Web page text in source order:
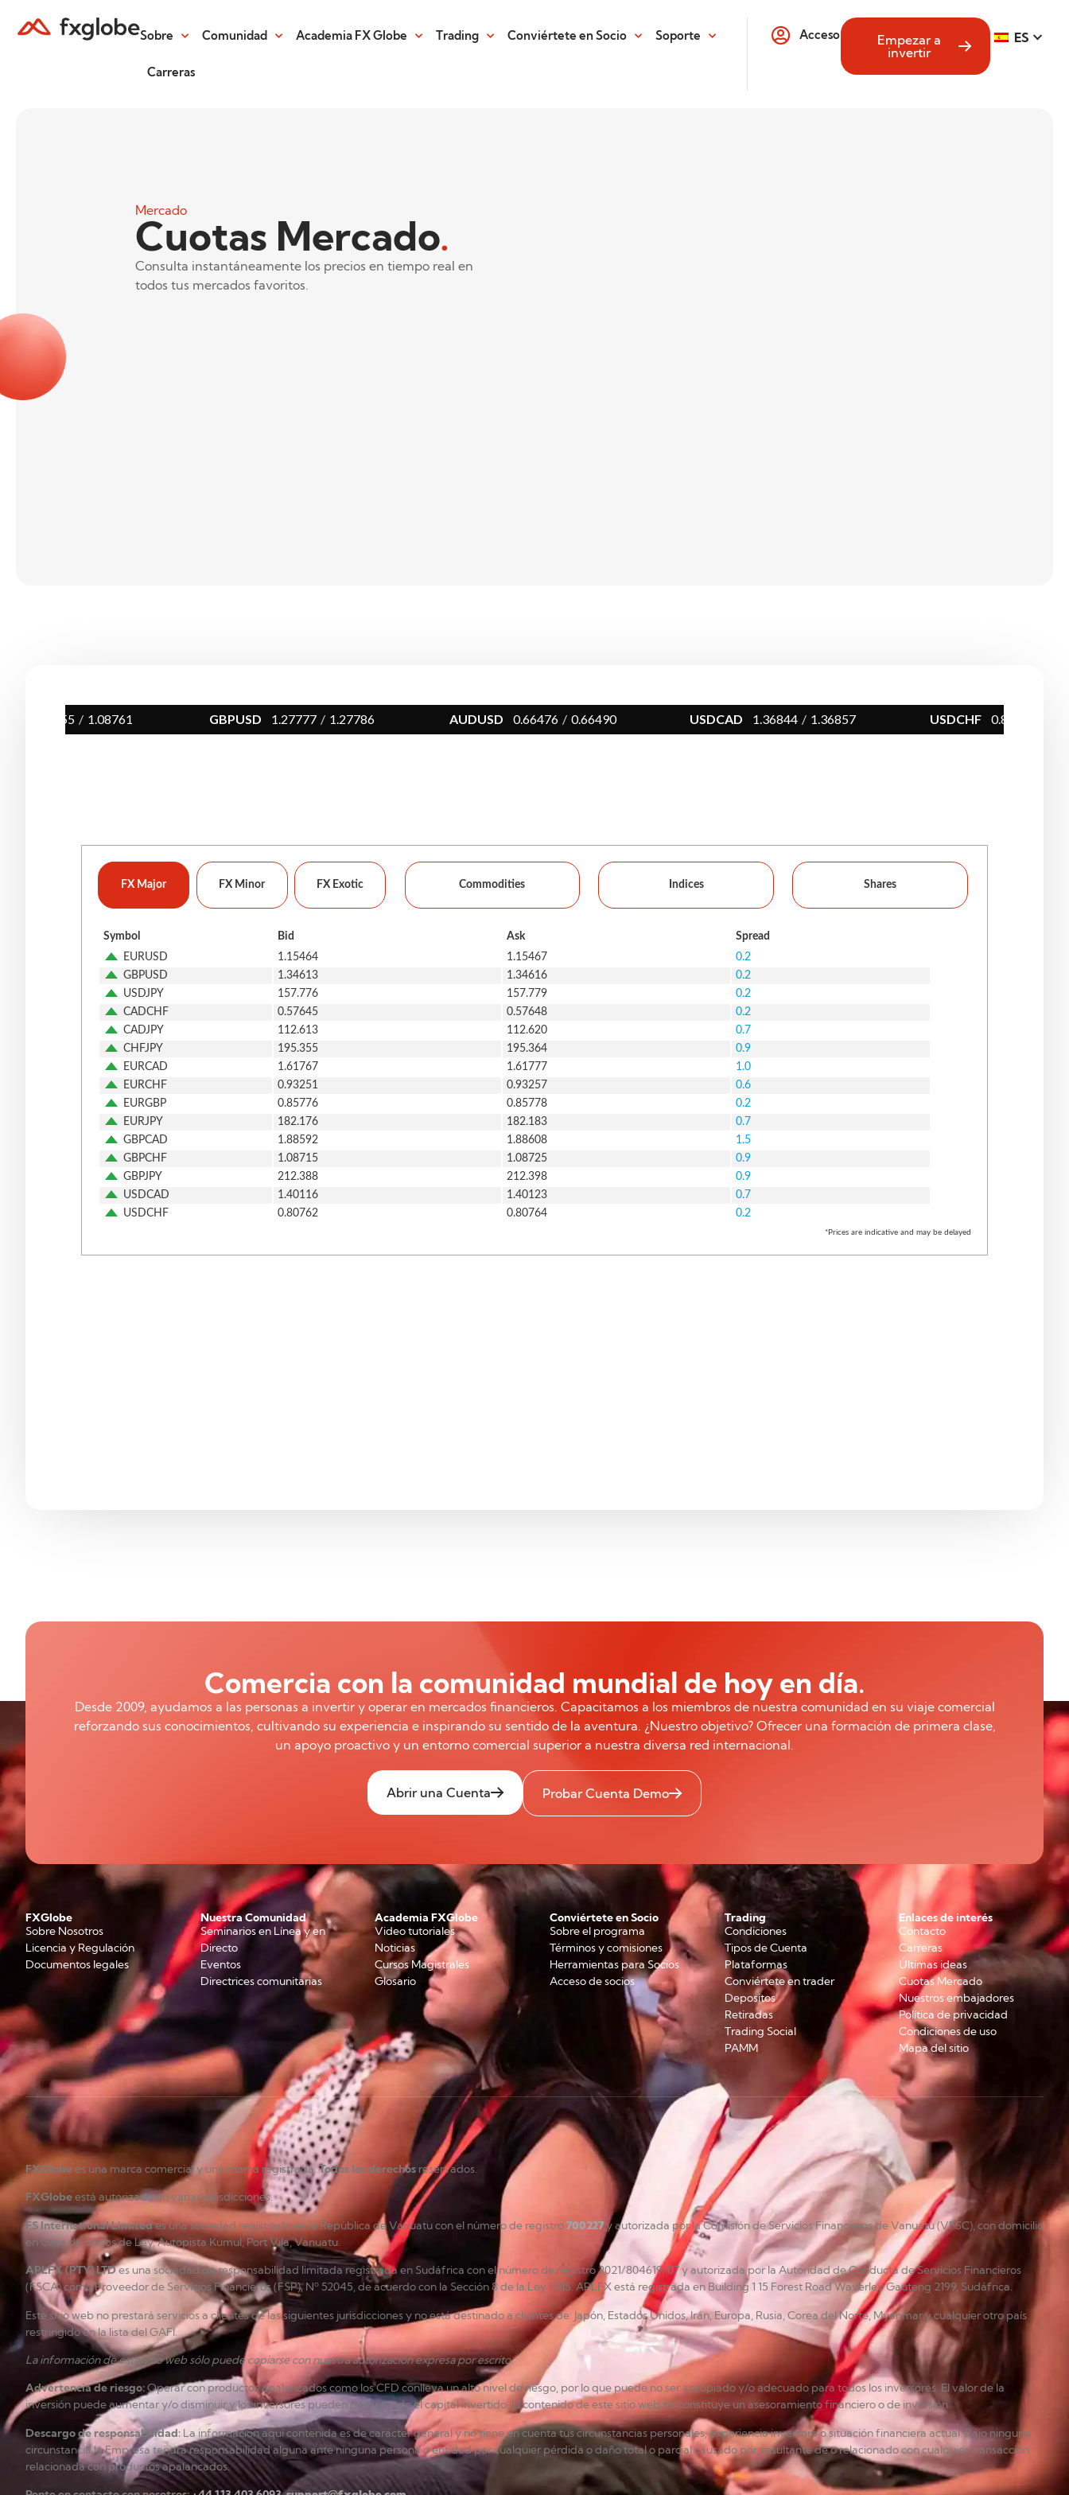
Sobre Comunidad Academia FX Globe Trading Conviértete en Socio Soporte
Carreras
Acceso
Empezar a
invertir
ES
Mercado
Cuotas Mercado.
Consulta instantáneamente los precios en tiempo real en
todos tus mercados favoritos.
Comercia con la comunidad mundial de hoy en día.
Desde 2009, ayudamos a las personas a invertir y operar en mercados financieros. Capacitamos a los miembros de nuestra comunidad en su viaje comercial
reforzando sus conocimientos, cultivando su experiencia e inspirando su sentido de la aventura. ¿Nuestro objetivo? Ofrecer una formación de primera clase,
un apoyo proactivo y un entorno comercial superior a nuestra diversa red internacional.
Abrir una Cuenta Probar Cuenta Demo
FXGlobe
Sobre Nosotros
Licencia y Regulación
Documentos legales
Nuestra Comunidad
Seminarios en Línea y en
Directo
Eventos
Directrices comunitarias
Academia FXGlobe
Video tutoriales
Noticias
Cursos Magistrales
Glosario
Conviértete en Socio
Sobre el programa
Términos y comisiones
Herramientas para Socios
Acceso de socios
Trading
Condiciones
Tipos de Cuenta
Plataformas
Conviértete en trader
Depositos
Retiradas
Trading Social
PAMM
Enlaces de interés
Contacto
Carreras
Últimas ideas
Cuotas Mercado
Nuestros embajadores
Política de privacidad
Condiciones de uso
Mapa del sitio
FXGlobees una marca comercial y una marca registrada.Todos los derechos reservados.
FXGlobeestá autorizado en varias jurisdicciones.
FS International Limitedes una sociedad registrada en la República de Vanuatu con el número de registro700227y autorizada por la Comisión de Servicios Financieros de Vanuatu (VFSC), con domicilio
en Casa de Socios de Ley, Autopista Kumul, Port Vila, Vanuatu.
APLFX (PTY) LTDes una sociedad de responsabilidad limitada registrada en Sudáfrica con el número de registro 2021/804619/07 y autorizada por la Autoridad de Conducta de Servicios Financieros
(FSCA) como Proveedor de Servicios Financieros (FSP), Nº 52045, de acuerdo con la Sección 8 de la Ley FAIS. APLFX está registrada en Building 1 15 Forest Road Waverley Gauteng 2199, Sudáfrica.
Este sitio web no prestará servicios a clientes de las siguientes jurisdicciones y no está destinado a clientes de: Japón, Estados Unidos, Irán, Europa, Rusia, Corea del Norte, Myanmar y cualquier otro país
restringido en la lista del GAFI.
La información de este sitio web sólo puede copiarse con nuestra autorización expresa por escrito.
Advertencia de riesgo:Operar con productos apalancados como los CFD conlleva un alto nivel de riesgo, por lo que puede no ser apropiado y/o adecuado para todos los inversores. El valor de la
inversión puede aumentar y/o disminuir y los inversores pueden perder todo el capital invertido. El contenido de este sitio web no constituye un asesoramiento financiero o de inversión.
Descargo de responsabilidad: La información aquí contenida es de carácter general y no tiene en cuenta tus circunstancias personales, experiencia inversora o situación financiera actual. Bajo ninguna
circunstancia la Empresa tendrá responsabilidad alguna ante ninguna persona o entidad por cualquier pérdida o daño total o parcial causado por, resultante de o relacionado con cualquier transacción
relacionada con productos apalancados.